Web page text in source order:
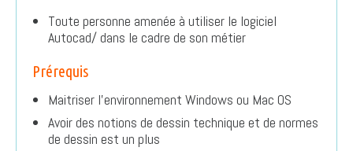
Toute personne amenée à utiliser le logiciel
Autocad/ dans le cadre de son métier
Prérequis
Maitriser l’environnement Windows ou Mac OS
Avoir des notions de dessin technique et de normes
de dessin est un plus